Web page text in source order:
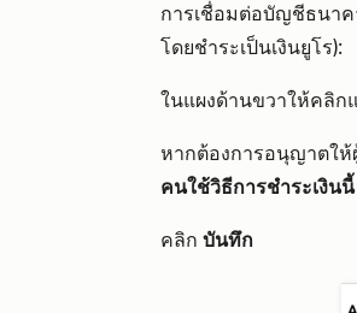
การเชื่อมต่อบัญชีธนาค
โดยชำระเป็นเงินยูโร):
ในแผงด้านขวาให้คลิก
หากต้องการอนุญาตให้
คนใช้วิธีการชำระเงินนี้
คลิก บันทึก